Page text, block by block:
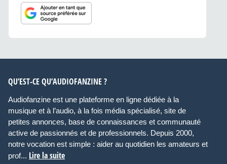
QU’EST-CE QU’AUDIOFANZINE ?
Audiofanzine est une plateforme en ligne dédiée à la
musique et à l’audio, à la fois média spécialisé, site de
petites annonces, base de connaissances et communauté
active de passionnés et de professionnels. Depuis 2000,
notre vocation est simple : aider au quotidien les amateurs et
prof... Lire la suite